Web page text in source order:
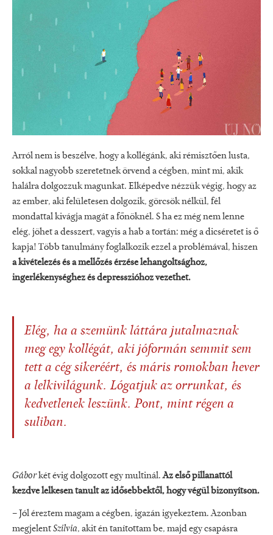
Arról nem is beszélve, hogy a kollégánk, aki rémisztően lusta,
sokkal nagyobb szeretetnek örvend a cégben, mint mi, akik
halálra dolgozzuk magunkat. Elképedve nézzük végig, hogy az
az ember, aki felületesen dolgozik, görcsök nélkül, fél
mondattal kivágja magát a főnöknél. S ha ez még nem lenne
elég, jöhet a desszert, vagyis a hab a tortán: még a dicséretet is ő
kapja! Több tanulmány foglalkozik ezzel a problémával, hiszen
a kivételezés és a mellőzés érzése lehangoltsághoz,
ingerlékenységhez és depresszióhoz vezethet.
Elég, ha a szemünk láttára jutalmaznak
meg egy kollégát, aki jóformán semmit sem
tett a cég sikeréért, és máris romokban hever
a lelkivilágunk. Lógatjuk az orrunkat, és
kedvetlenek leszünk. Pont, mint régen a
suliban.
Gáborkét évig dolgozott egy multinál.Az első pillanattól
kezdve lelkesen tanult az idősebbektől, hogy végül bizonyítson.
– Jól éreztem magam a cégben, igazán igyekeztem. Azonban
megjelentSzilvia, akit én tanítottam be, majd egy csapásra